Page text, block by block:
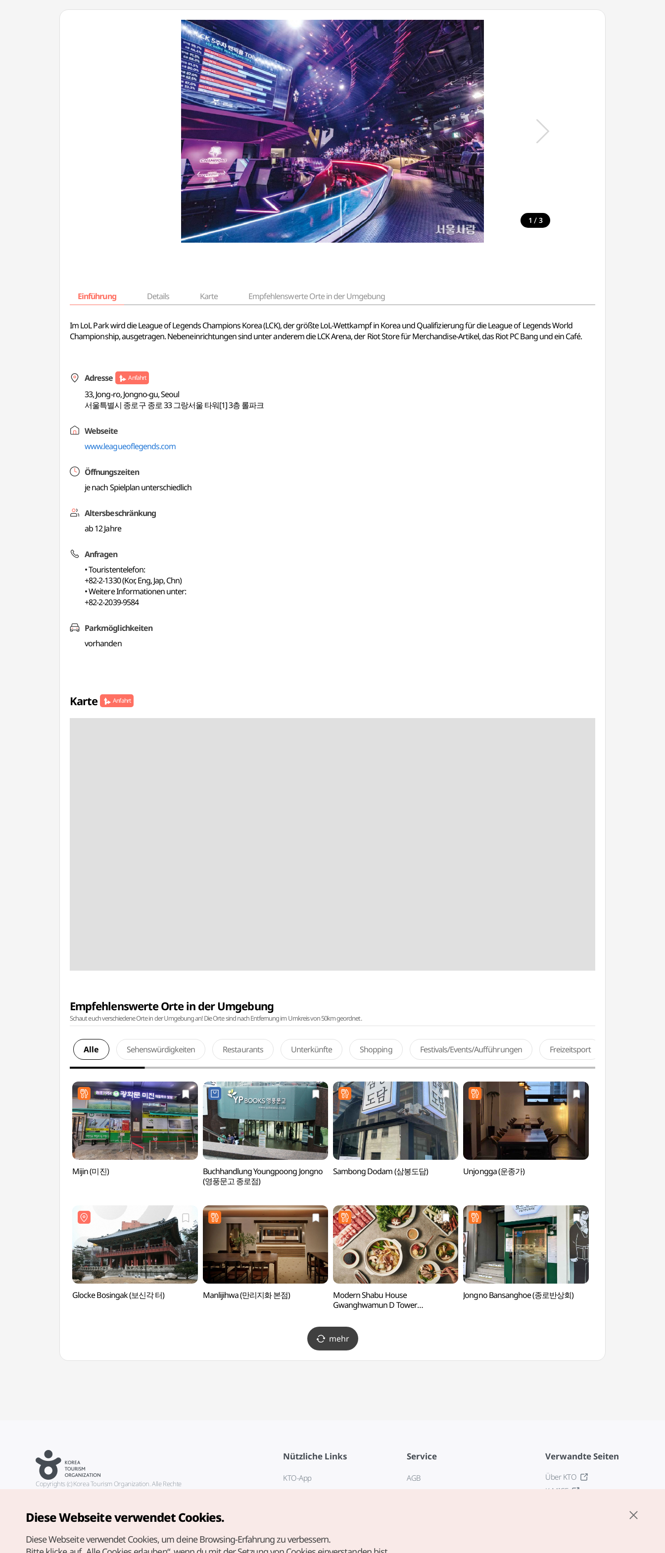
1 / 3
Einführung Details Karte Empfehlenswerte Orte in der Umgebung
Im LoL Park wird die League of Legends Champions Korea (LCK), der größte LoL-Wettkampf in Korea und Qualifizierung für die League of Legends World
Championship, ausgetragen. Nebeneinrichtungen sind unter anderem die LCK Arena, der Riot Store für Merchandise-Artikel, das Riot PC Bang und ein Café.
Adresse Anfahrt
33, Jong-ro, Jongno-gu, Seoul
서울특별시 종로구 종로 33 그랑서울 타워[1] 3층 롤파크
Webseite
www.leagueoflegends.com
Öffnungszeiten
je nach Spielplan unterschiedlich
Altersbeschränkung
ab 12 Jahre
Anfragen
• Touristentelefon:
+82-2-1330 (Kor, Eng, Jap, Chn)
• Weitere Informationen unter:
+82-2-2039-9584
Parkmöglichkeiten
vorhanden
Karte Anfahrt
Empfehlenswerte Orte in der Umgebung
Schaut euch verschiedene Orte in der Umgebung an! Die Orte sind nach Entfernung im Umkreis von 50km geordnet.
Alle Sehenswürdigkeiten Restaurants Unterkünfte Shopping Festivals/Events/Aufführungen Freizeitsport
Mijin (미진)
Buchhandlung Youngpoong Jongno
(영풍문고 종로점)
Sambong Dodam (삼봉도담) Unjongga (운종가)
Glocke Bosingak (보신각 터) Manlijihwa (만리지화 본점)
Modern Shabu House
Gwanghwamun D Tower
Jongno Bansanghoe (종로반상회)
mehr
Nützliche Links
KTO-App
Service
AGB
Verwandte Seiten
Über KTO
K-MICE
Copyrights (c) Korea Tourism Organization. Alle Rechte
german@knto.or.kr
Diese Webseite verwendet Cookies.
Diese Webseite verwendet Cookies, um deine Browsing-Erfahrung zu verbessern.